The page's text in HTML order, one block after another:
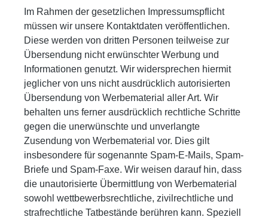
Im Rahmen der gesetzlichen Impressumspflicht
müssen wir unsere Kontaktdaten veröffentlichen.
Diese werden von dritten Personen teilweise zur
Übersendung nicht erwünschter Werbung und
Informationen genutzt. Wir widersprechen hiermit
jeglicher von uns nicht ausdrücklich autorisierten
Übersendung von Werbematerial aller Art. Wir
behalten uns ferner ausdrücklich rechtliche Schritte
gegen die unerwünschte und unverlangte
Zusendung von Werbematerial vor. Dies gilt
insbesondere für sogenannte Spam-E-Mails, Spam-
Briefe und Spam-Faxe. Wir weisen darauf hin, dass
die unautorisierte Übermittlung von Werbematerial
sowohl wettbewerbsrechtliche, zivilrechtliche und
strafrechtliche Tatbestände berühren kann. Speziell